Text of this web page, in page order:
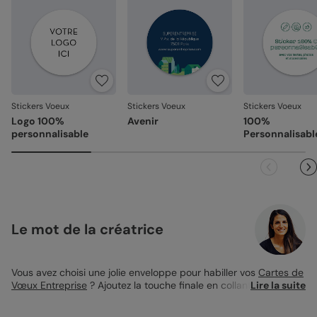
Votre satisfaction, notre priorité
Si vous constatez le moindre souci lié à l’impression, à la
découpe ou à l’acheminement, contactez-nous dans les
30 jours. Nous nous occupons de tout et relançons une
impression si nécessaire.
En revanche, si le point concerne la personnalisation que
vous avez validée (texte, photo, mise en page), le produit
ne pourra pas être repris.
Stickers Voeux
Logo 100%
personnalisable
Stickers Voeux
Avenir
Stickers Voeux
100%
Le mot de la créatrice
Vous avez choisi une jolie enveloppe pour habiller vos Cartes de
Vœux Entreprise ? Ajoutez la touche finale en collant dessus un
Lire la suite